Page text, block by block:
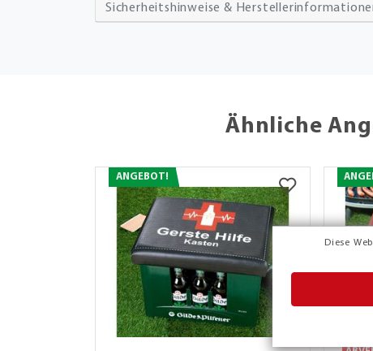
Diese
Sicherheitshinweise &
Ähnliche
ANGEBOT!